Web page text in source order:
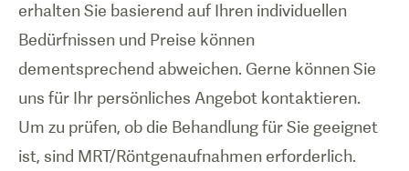
erhalten Sie basierend auf Ihren individuellen
Bedürfnissen und Preise können
dementsprechend abweichen. Gerne können Sie
uns für Ihr persönliches Angebot kontaktieren.
Um zu prüfen, ob die Behandlung für Sie geeignet